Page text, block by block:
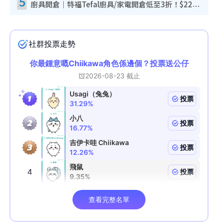
廚具開倉｜特福Tefal廚具/家電開倉低至3折！$220起買平底鍋/炒鑊/湯煲！電飯煲/吸塵機/燙斗$418起